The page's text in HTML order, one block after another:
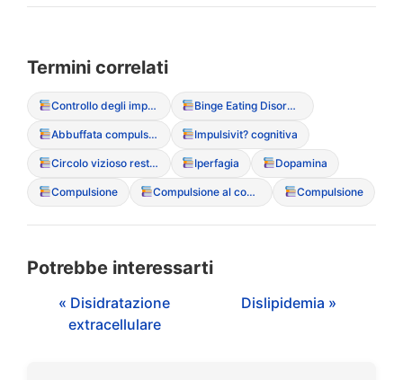
Termini correlati
Controllo degli impulsi (deficit del) Binge Eating Disorder (Disturbo da Alimentazione Incontrollata)
Abbuffata compulsiva Impulsivit? cognitiva
Circolo vizioso restrizione-abbuffata Iperfagia Dopamina
Compulsione Compulsione al controllo Compulsione
Potrebbe interessarti
« Disidratazione
extracellulare
Dislipidemia »